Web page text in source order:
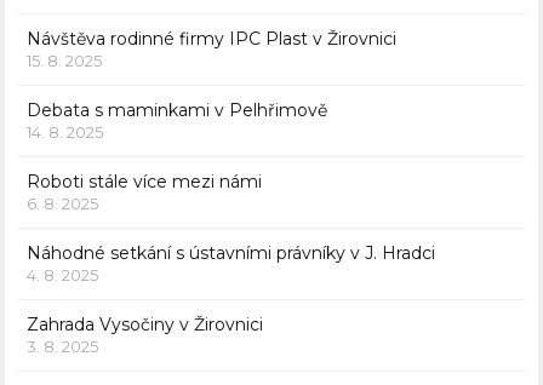
Návštěva rodinné firmy IPC Plast v Žirovnici
15. 8. 2025
Debata s maminkami v Pelhřimově
14. 8. 2025
Roboti stále více mezi námi
6. 8. 2025
Náhodné setkání s ústavními právníky v J. Hradci
4. 8. 2025
Zahrada Vysočiny v Žirovnici
3. 8. 2025